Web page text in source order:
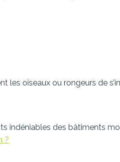
oiseaux ou rongeurs de
indéniables des bâtiments
?